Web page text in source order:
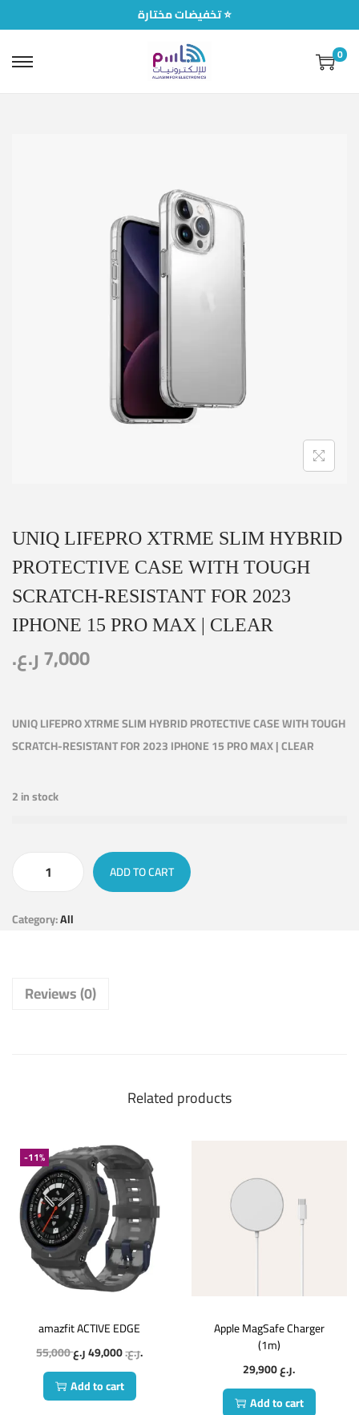
تخفيضات مختارة ⭐
0
UNIQ LIFEPRO XTRME SLIM HYBRID
PROTECTIVE CASE WITH TOUGH
SCRATCH-RESISTANT FOR 2023
IPHONE 15 PRO MAX | CLEAR
7,000ر.ع.
UNIQ LIFEPRO XTRME SLIM HYBRID PROTECTIVE CASE WITH TOUGH
SCRATCH-RESISTANT FOR 2023 IPHONE 15 PRO MAX | CLEAR
2 in stock
ADD TO CART
Category:All
Reviews (0)
Related products
-11%
amazfit ACTIVE EDGE
55,000
ر.ع.49,000
ر.ع.
Add to cart
Apple MagSafe Charger
(1m)
29,900
ر.ع.
Add to cart